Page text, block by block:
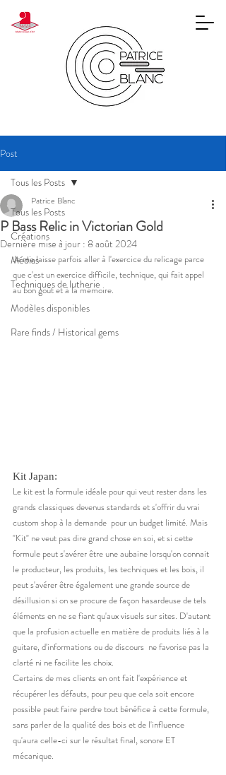
Post
Tous les Posts
Créations
Médias
Techniques de lutherie
Modèles disponibles
Rare finds / Historical gems
Tous les Posts
P Bass Relic in Victorian Gold
Patrice Blanc
Dernière mise à jour : 8 août 2024
Je me laisse parfois aller à l'exercice du relicage parce
que c'est un exercice difficile, technique, qui fait appel
au bon goût et à la mémoire.
Kit Japan:
Le kit est la formule idéale pour qui veut rester dans les
grands classiques devenus standards et s'offrir du vrai
custom shop à la demande  pour un budget limité. Mais
"Kit" ne veut pas dire grand chose en soi, et si cette
formule peut s'avérer être une aubaine lorsqu'on connait
le producteur, les produits, les techniques et les bois, il
peut s'avérer être également une grande source de
désillusion si on se procure de façon hasardeuse de tels
éléments en ne se fiant qu'aux visuels sur sites. D'autant
que la profusion actuelle en matière de produits liés à la
guitare, d'informations ou de discours  ne favorise pas la
clarté ni ne facilite les choix.
Certains de mes clients en ont fait l'expérience et
récupérer les défauts, pour peu que cela soit encore
possible peut faire perdre tout bénéfice à cette formule,
sans parler de la qualité des bois et de l'influence
qu'aura celle-ci sur le résultat final, sonore ET
mécanique.